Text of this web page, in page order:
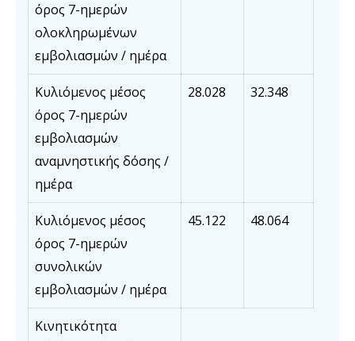
όρος 7-ημερών
ολοκληρωμένων
εμβολιασμών / ημέρα
Κυλιόμενος μέσος
όρος 7-ημερών
εμβολιασμών
αναμνηστικής δόσης /
ημέρα
28.028 32.348
Κυλιόμενος μέσος
όρος 7-ημερών
συνολικών
εμβολιασμών / ημέρα
45.122 48.064
Κινητικότητα